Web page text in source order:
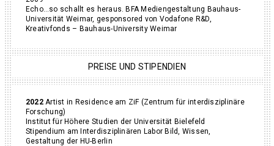
Echo…so schallt es heraus. BFA Mediengestaltung Bauhaus-
Universität Weimar, gesponsored von Vodafone R&D,
Kreativfonds – Bauhaus-University Weimar
PREISE UND STIPENDIEN
2022Artist in Residence am ZiF (Zentrum für interdisziplinäre
Forschung)
Institut für Höhere Studien der Universität Bielefeld
Stipendium am Interdisziplinären Labor Bild, Wissen,
Gestaltung der HU-Berlin